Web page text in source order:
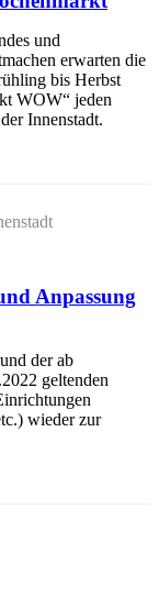
und
erwarten die
bis Herbst
WOW“ jeden
Innenstadt.
Anpassung
der ab
geltenden
wieder zur